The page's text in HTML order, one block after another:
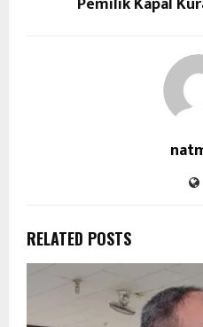
RELATED POSTS